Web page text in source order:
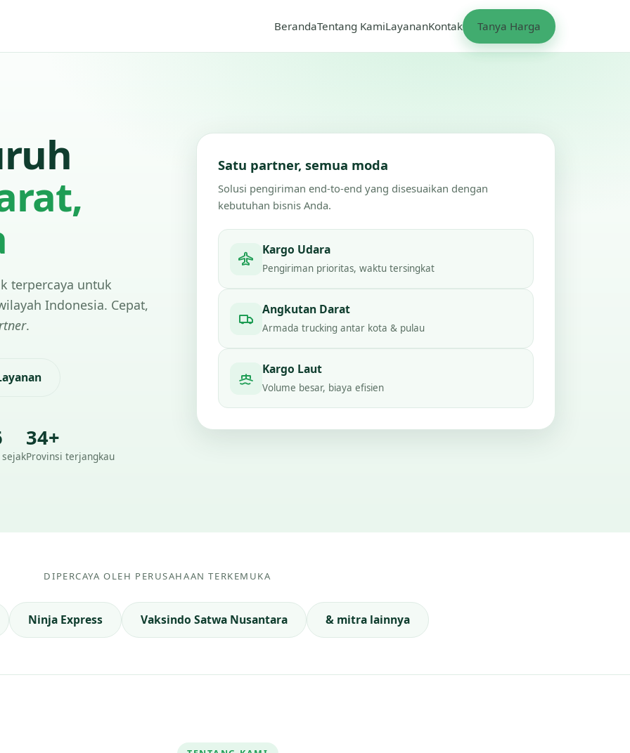
BerandaTentang KamiLayananKontak Tanya Harga
terpercaya untuk
Indonesia. Cepat,
.
34+
Provinsi terjangkau
Satu partner, semua moda
Solusi pengiriman end-to-end yang disesuaikan dengan
kebutuhan bisnis Anda.
Kargo Udara
Pengiriman prioritas, waktu tersingkat
Angkutan Darat
Armada trucking antar kota & pulau
Kargo Laut
Volume besar, biaya efisien
DIPERCAYA OLEH PERUSAHAAN TERKEMUKA
Ninja Express Vaksindo Satwa Nusantara & mitra lainnya